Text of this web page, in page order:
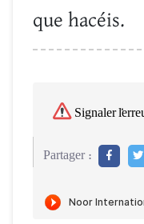
que hacéis.
Signaler
Partager :